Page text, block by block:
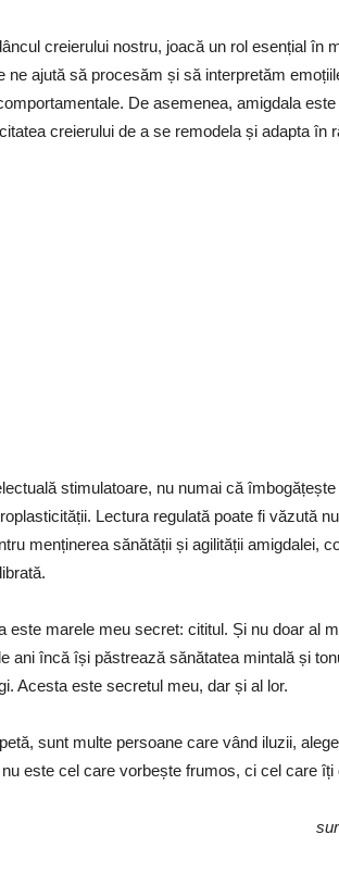
creierului nostru, joacă un rol esențial în
ne ajută să procesăm și să interpretăm
De asemenea, amigdala
creierului de a se remodela și adapta în
stimulatoare, nu numai că
Lectura regulată poate fi văzută
menținerea sănătății și agilității amigdalei,
este marele meu secret: cititul. Și nu doar al
ani încă își păstrează sănătatea mintală și
Acesta este secretul meu, dar și al lor.
sunt multe persoane care vând iluzii,
este cel care vorbește frumos, ci cel care